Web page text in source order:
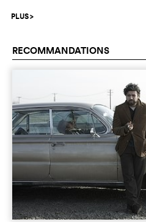
PLUS>
RECOMMANDATIONS